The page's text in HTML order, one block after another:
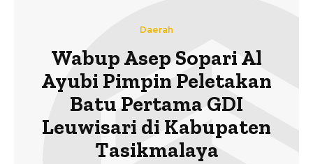
Daerah
Wabup Asep Sopari Al
Ayubi Pimpin Peletakan
Batu Pertama GDI
Leuwisari di Kabupaten
Tasikmalaya